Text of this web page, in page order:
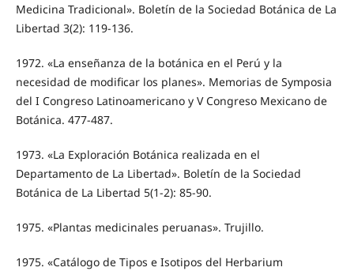
Medicina Tradicional». Boletín de la Sociedad Botánica de La
Libertad 3(2): 119-136.
1972. «La enseñanza de la botánica en el Perú y la
necesidad de modificar los planes». Memorias de Symposia
del I Congreso Latinoamericano y V Congreso Mexicano de
Botánica. 477-487.
1973. «La Exploración Botánica realizada en el
Departamento de La Libertad». Boletín de la Sociedad
Botánica de La Libertad 5(1-2): 85-90.
1975. «Plantas medicinales peruanas». Trujillo.
1975. «Catálogo de Tipos e Isotipos del Herbarium